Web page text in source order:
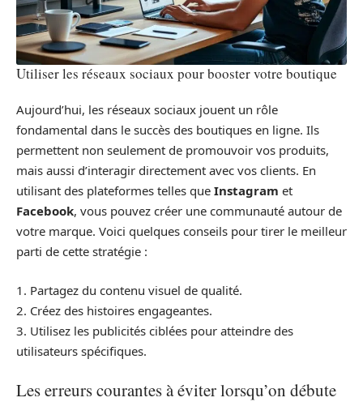
Utiliser les réseaux sociaux pour booster votre boutique
Aujourd’hui, les réseaux sociaux jouent un rôle
fondamental dans le succès des boutiques en ligne. Ils
permettent non seulement de promouvoir vos produits,
mais aussi d’interagir directement avec vos clients. En
utilisant des plateformes telles que Instagram et
Facebook, vous pouvez créer une communauté autour de
votre marque. Voici quelques conseils pour tirer le meilleur
parti de cette stratégie :
1. Partagez du contenu visuel de qualité.
2. Créez des histoires engageantes.
3. Utilisez les publicités ciblées pour atteindre des
utilisateurs spécifiques.
Les erreurs courantes à éviter lorsqu’on débute